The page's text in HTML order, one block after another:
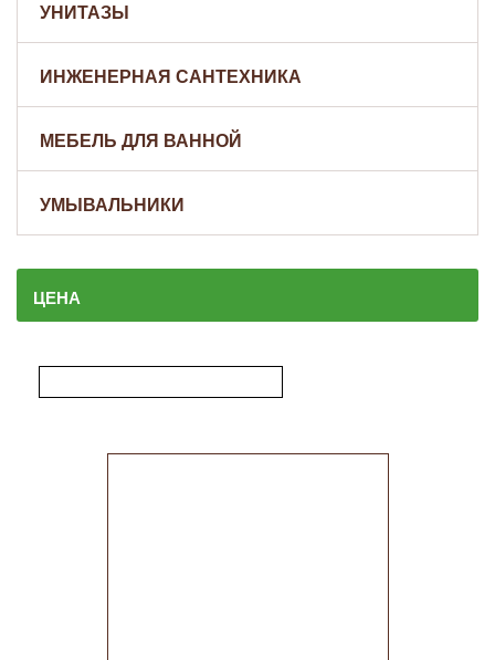
УНИТАЗЫ
ИНЖЕНЕРНАЯ САНТЕХНИКА
МЕБЕЛЬ ДЛЯ ВАННОЙ
УМЫВАЛЬНИКИ
ЦЕНА